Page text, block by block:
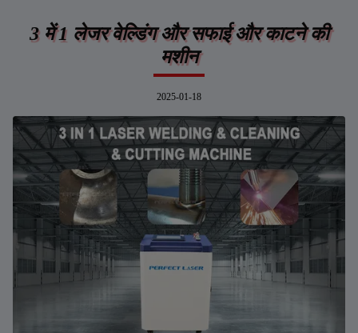
3 में 1 लेजर वेल्डिंग और सफाई और काटने की
मशीन
2025-01-18